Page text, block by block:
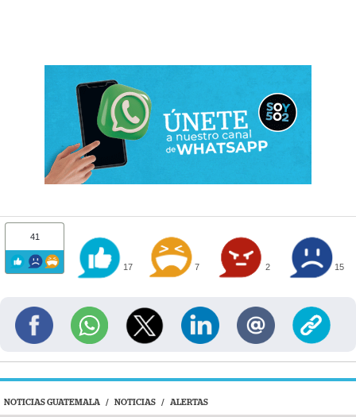
41
17 7 2 15
NOTICIAS GUATEMALA / NOTICIAS / ALERTAS